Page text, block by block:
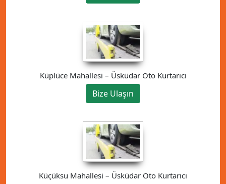
Küplüce Mahallesi – Üsküdar Oto Kurtarıcı
Bize Ulaşın
Küçüksu Mahallesi – Üsküdar Oto Kurtarıcı